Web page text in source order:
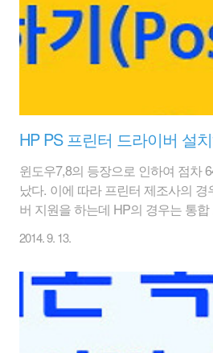
우 자체에서 제공하는 걸 사용하라고
하였다. HP 홈페이지의 드라이버
윈도우7,8의 등장으로 인하여 점차
났다. 이에 따라 프린터 제조사의
버 지원을 하는데 HP의 경우는 통
지만.. 예전 윈도우XP 시절의 경우
으로 'HP LaserJet 5200 PCL6 드라
이 모델명을 따라서 설치가 되었다.
넘어오면서 'Windows PCL6용 HP
'Windows Postscript용 HP 범용 인
2014. 9. 13.